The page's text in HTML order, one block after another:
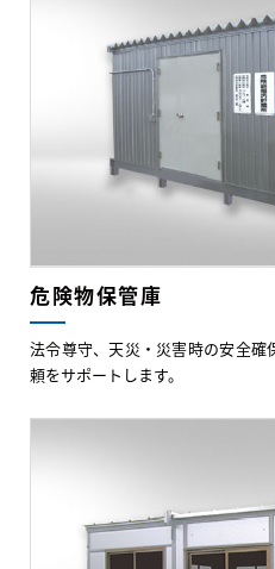
危険物保管庫
法令尊守、天災・災害時の安全
頼をサポートします。